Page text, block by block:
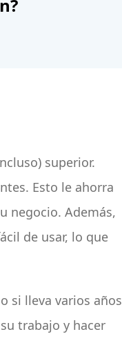
superior.
Esto le ahorra
negocio. Además,
de usar, lo que
si lleva varios años
trabajo y hacer